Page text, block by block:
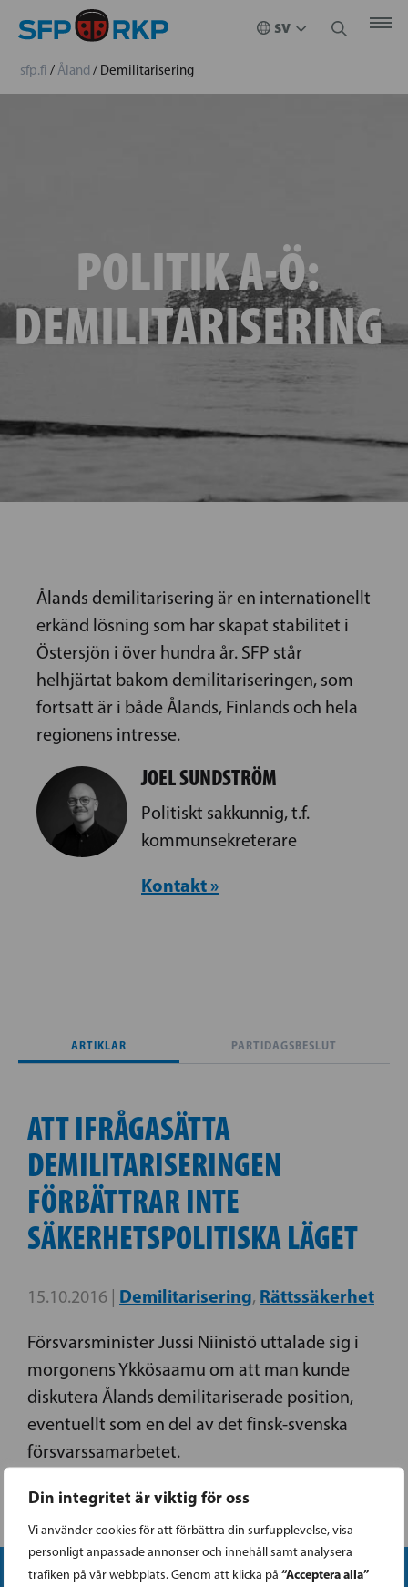
Din integritet är viktig för oss
Vi använder cookies för att förbättra din surfupplevelse, visa
personligt anpassade annonser och innehåll samt analysera
trafiken på vår webbplats. Genom att klicka på “Acceptera alla”
sfp.fi /Åland / Demilitarisering
POLITIK A-Ö:
DEMILITARISERING
Ålands demilitarisering är en internationellt
erkänd lösning som har skapat stabilitet i
Östersjön i över hundra år. SFP står
helhjärtat bakom demilitariseringen, som
fortsatt är i både Ålands, Finlands och hela
regionens intresse.
JOEL SUNDSTRÖM
Politiskt sakkunnig, t.f.
kommunsekreterare
Kontakt »
ARTIKLAR PARTIDAGSBESLUT
ATT IFRÅGASÄTTA
DEMILITARISERINGEN
FÖRBÄTTRAR INTE
SÄKERHETSPOLITISKA LÄGET
15.10.2016 | Demilitarisering, Rättssäkerhet
Försvarsminister Jussi Niinistö uttalade sig i
morgonens Ykkösaamu om att man kunde
diskutera Ålands demilitariserade position,
eventuellt som en del av det finsk-svenska
försvarssamarbetet.